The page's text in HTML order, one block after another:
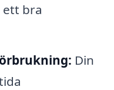
ett bra
Din